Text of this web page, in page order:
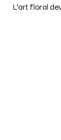
L’art floral